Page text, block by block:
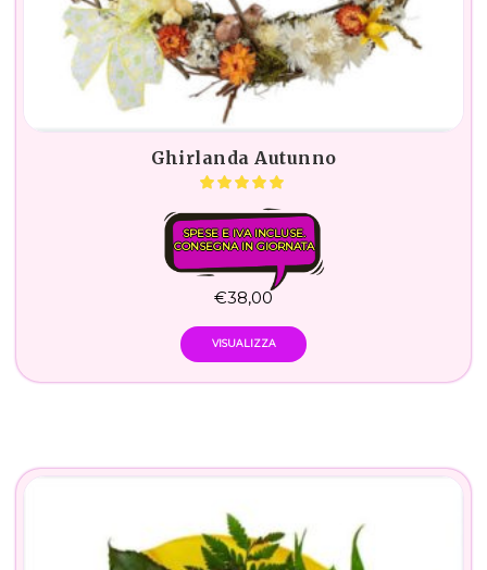
Ghirlanda Autunno
SPESE E IVA INCLUSE.
CONSEGNA IN GIORNATA
€38,00
VISUALIZZA